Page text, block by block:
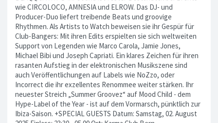
wie CIRCOLOCO, AMNESIA und ELROW. Das DJ- und
Producer-Duo liefert treibende Beats und groovige
Rhythmen. Als Artists to Watch beweisen sie ihr Gespür für
Club-Bangers: Mit ihren Edits erspielten sie sich weltweiten
Support von Legenden wie Marco Carola, Jamie Jones,
Michael Bibi und Joseph Capriati. Ein klares Zeichen für ihren
rasanten Aufstieg in der elektronischen Musikszene sind
auch Veröffentlichungen auf Labels wie NoZzo, oder
Incorrect die ihr exzellentes Renommee weiter stärken. Ihr
neuester Streich „Summer Groovez“ auf Mood Child - dem
Hype-Label of the Year - ist auf dem Vormarsch, pünktlich zur
Ibiza-Saison. +SPECIAL GUESTS Datum: Samstag, 02. August